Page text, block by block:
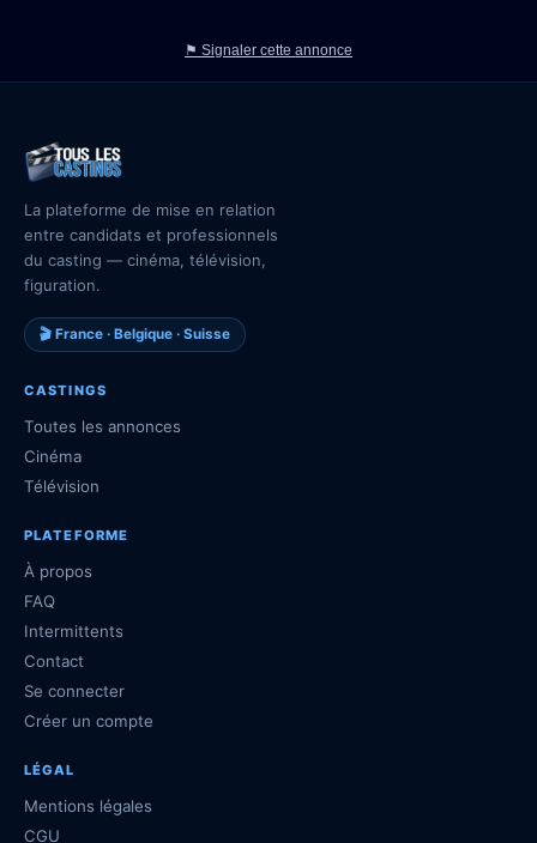
⚑ Signaler cette annonce
La plateforme de mise en relation
entre candidats et professionnels
du casting — cinéma, télévision,
figuration.
🎬 France · Belgique · Suisse
CASTINGS
Toutes les annonces
Cinéma
Télévision
PLATEFORME
À propos
FAQ
Intermittents
Contact
Se connecter
Créer un compte
LÉGAL
Mentions légales
CGU